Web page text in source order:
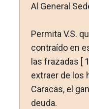
Al General
Permita V.S.
contraído en
las frazadas [ 1
extraer de los
Caracas, el
deu­da.